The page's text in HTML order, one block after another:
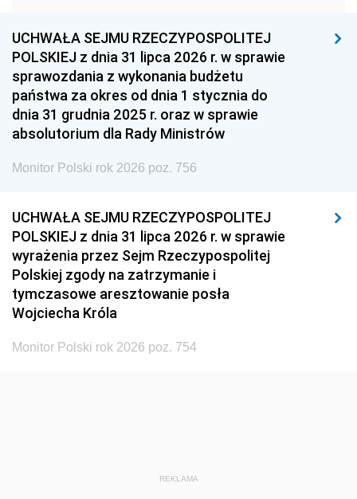
1939 1938 1937
1936 1930
UCHWAŁA SEJMU RZECZYPOSPOLITEJ
POLSKIEJ z dnia 31 lipca 2026 r. w sprawie
sprawozdania z wykonania budżetu
państwa za okres od dnia 1 stycznia do
dnia 31 grudnia 2025 r. oraz w sprawie
absolutorium dla Rady Ministrów
Monitor Polski rok 2026 poz. 756
UCHWAŁA SEJMU RZECZYPOSPOLITEJ
POLSKIEJ z dnia 31 lipca 2026 r. w sprawie
wyrażenia przez Sejm Rzeczypospolitej
Polskiej zgody na zatrzymanie i
tymczasowe aresztowanie posła
Wojciecha Króla
Monitor Polski rok 2026 poz. 754
REKLAMA